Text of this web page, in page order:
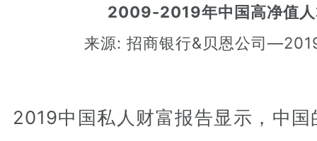
2009-2019年中国高净值人
来源: 招商银行&贝恩公司
2019中国私人财富报告显示，中